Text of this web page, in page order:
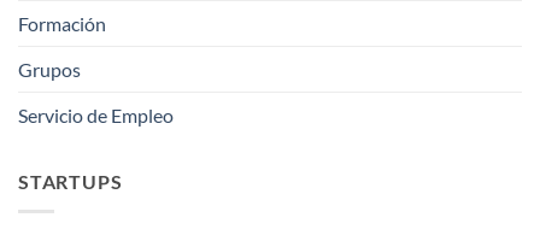
Formación
Grupos
Servicio de Empleo
STARTUPS